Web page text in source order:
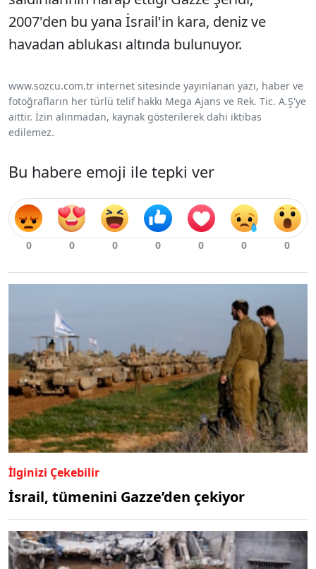
2007'den bu yana İsrail'in kara, deniz ve
havadan ablukası altında bulunuyor.
www.sozcu.com.tr internet sitesinde yayınlanan yazı, haber ve
fotoğrafların her türlü telif hakkı Mega Ajans ve Rek. Tic. A.Ş'ye
aittir. İzin alınmadan, kaynak gösterilerek dahi iktibas
edilemez.
Bu habere emoji ile tepki ver
İlginizi Çekebilir
İsrail, tümenini Gazze’den çekiyor